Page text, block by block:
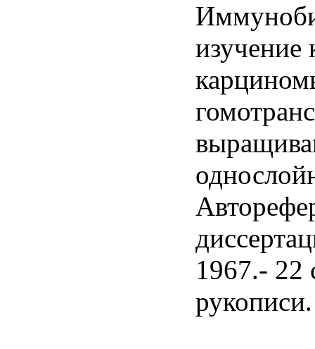
изучение
1967.- 22
рукописи.